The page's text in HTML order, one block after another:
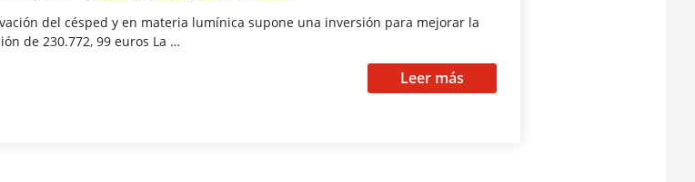
del césped y en materia lumínica supone una inversión para mejorar la
de 230.772, 99 euros La …
Leer más